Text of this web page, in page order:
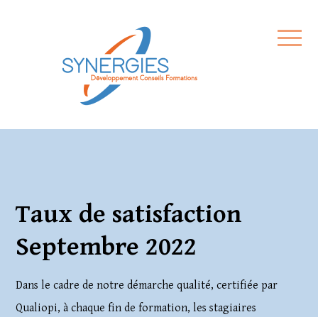
Formations
Qui sommes-nous
Comment financer ma formation
Taux de satisfaction
Septembre 2022
Dans le cadre de notre démarche qualité, certifiée par
Qualiopi, à chaque fin de formation, les stagiaires